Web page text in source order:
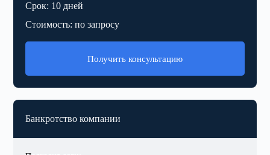
Срок: 10 дней
Стоимость: по запросу
Получить консультацию
Банкротство компании